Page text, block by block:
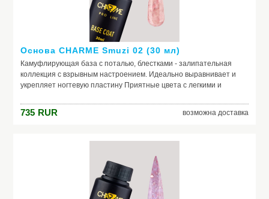
Основа CHARME Smuzi 02 (30 мл)
Камуфлирующая база с поталью, блестками - залипательная
коллекция с взрывным настроением. Идеально выравнивает и
укрепляет ногтевую пластину Приятные цвета с легкими и
блесток, которую так и хочется рассматривать
735 RUR возможна доставка